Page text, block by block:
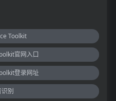
Toolkit
官网入口
登录网址
别